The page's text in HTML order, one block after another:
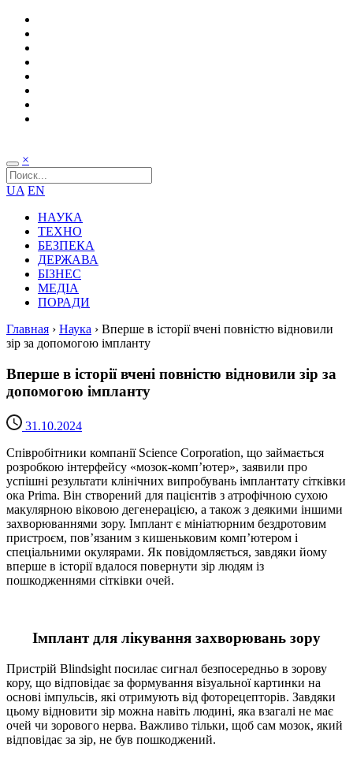
×
UA EN
НАУКА
ТЕХНО
БЕЗПЕКА
ДЕРЖАВА
БІЗНЕС
МЕДІА
ПОРАДИ
Главная › Наука › Вперше в історії вчені повністю відновили
зір за допомогою імпланту
Вперше в історії вчені повністю відновили зір за
допомогою імпланту
31.10.2024
Співробітники компанії Science Corporation, що займається
розробкою інтерфейсу «мозок-комп’ютер», заявили про
успішні результати клінічних випробувань імплантату сітківки
ока Prima. Він створений для пацієнтів з атрофічною сухою
макулярною віковою дегенерацією, а також з деякими іншими
захворюваннями зору. Імплант є мініатюрним бездротовим
пристроєм, пов’язаним з кишеньковим комп’ютером і
спеціальними окулярами. Як повідомляється, завдяки йому
вперше в історії вдалося повернути зір людям із
пошкодженнями сітківки очей.
Імплант для лікування захворювань зору
Пристрій Blindsight посилає сигнал безпосередньо в зорову
кору, що відповідає за формування візуальної картинки на
основі імпульсів, які отримують від фоторецепторів. Завдяки
цьому відновити зір можна навіть людині, яка взагалі не має
очей чи зорового нерва. Важливо тільки, щоб сам мозок, який
відповідає за зір, не був пошкоджений.